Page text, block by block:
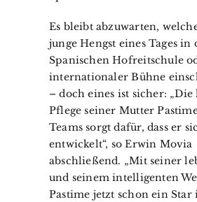
Es bleibt abzuwarten,
junge Hengst eines Tages in
Spanischen Hofreitschule
internationaler Bühne
– doch eines ist sicher:
Pflege seiner Mutter
Teams sorgt dafür, dass er
entwickelt“, so Erwin Movia
abschließend. „Mit seiner
und seinem intelligenten
Pastime jetzt schon ein Star